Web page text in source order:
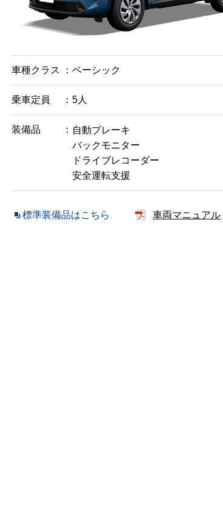
車種クラス ベーシック
乗車定員 5人
装備品
自動ブレーキ
バックモニター
ドライブレコーダー
安全運転支援
標準装備品はこちら 車両マニュアル